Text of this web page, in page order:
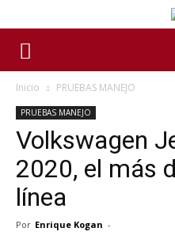
Inicio PRUEBAS MANEJO
PRUEBAS MANEJO
Volkswagen
2020, el más
línea
Por Enrique Kogan -